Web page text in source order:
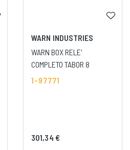
WARN INDUSTRIES
WARN BOX RELE'
COMPLETO TABOR 8
1-97771
301,34 €